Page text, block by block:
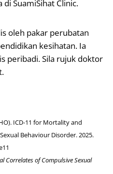
SuamiSihat Clinic.
oleh pakar perubatan
kesihatan. Ia
peribadi. Sila rujuk doktor
ICD-11 for Mortality and
Behaviour Disorder. 2025.
Correlates of Compulsive Sexual